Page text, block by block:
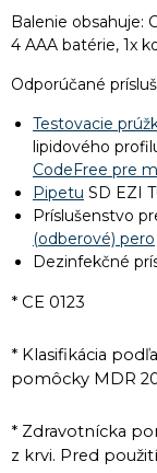
Balenie obsahuje:
4 AAA batérie, 1x
Odporúčané
Testovacie
lipidového
CodeFree pre
Pipetu SD EZI
Príslušenstvo
(odberové) pero
Dezinfekčné
* CE 0123
* Klasifikácia
pomôcky MDR
* Zdravotnícka
z krvi. Pred